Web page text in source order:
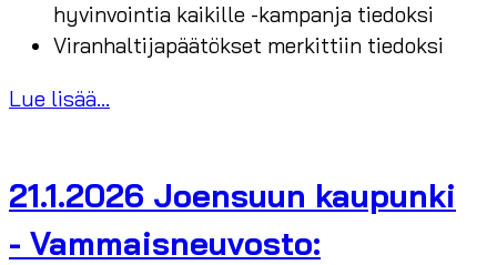
hyvinvointia kaikille -kampanja tiedoksi
Viranhaltijapäätökset merkittiin tiedoksi
Lue lisää...
21.1.2026 Joensuun kaupunki
- Vammaisneuvosto: